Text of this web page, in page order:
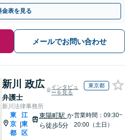
金表を見る
メールでお問い合わせ
新川 政広
弁護士
インタビュ
ーを見る
東京都
新川法律事務所
東
京
都
|
江
東
区
東陽町駅 か
ら徒歩5分
営業時間：09:30~
20:00（土日）